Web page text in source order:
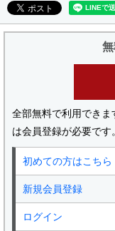
全部無料で利用でき
は会員登録が必要です
初めての方はこちら
新規会員登録
ログイン